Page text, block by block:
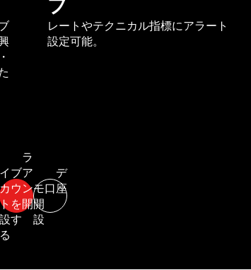
レートやテクニカル指標にアラート
設定可能。